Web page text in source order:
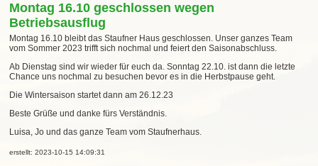
Montag 16.10 geschlossen wegen
Betriebsausflug
Montag 16.10 bleibt das Staufner Haus geschlossen. Unser ganzes Team
vom Sommer 2023 trifft sich nochmal und feiert den Saisonabschluss.
Ab Dienstag sind wir wieder für euch da. Sonntag 22.10. ist dann die letzte
Chance uns nochmal zu besuchen bevor es in die Herbstpause geht.
Die Wintersaison startet dann am 26.12.23
Beste Grüße und danke fürs Verständnis.
Luisa, Jo und das ganze Team vom Staufnerhaus.
erstellt: 2023-10-15 14:09:31